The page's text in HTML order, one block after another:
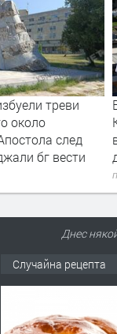
треви
около
след
бг вести
Днес
Случайна рецепта